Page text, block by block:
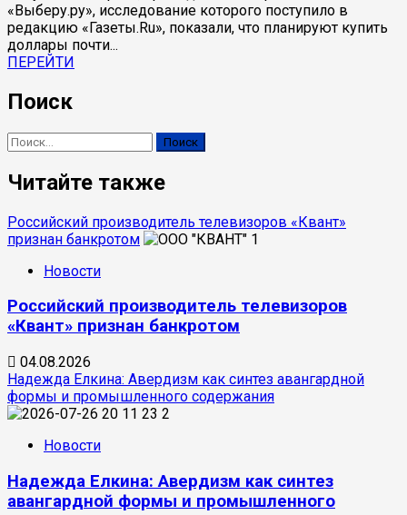
смогут
бить
вглубь
«Выберу.ру», исследование которого поступило в
редакцию «Газеты.Ru», показали, что планируют купить
доллары почти...
ПЕРЕЙТИ
23%
россиян
большего
рубля,
чтобы
купить
доллары
Поиск
Найти:
Читайте также
Российский производитель телевизоров «Квант»
признан банкротом
1
Новости
Российский производитель телевизоров
«Квант» признан банкротом
04.08.2026
Надежда Елкина: Авердизм как синтез авангардной
формы и промышленного содержания
2
Новости
Надежда Елкина: Авердизм как синтез
авангардной формы и промышленного